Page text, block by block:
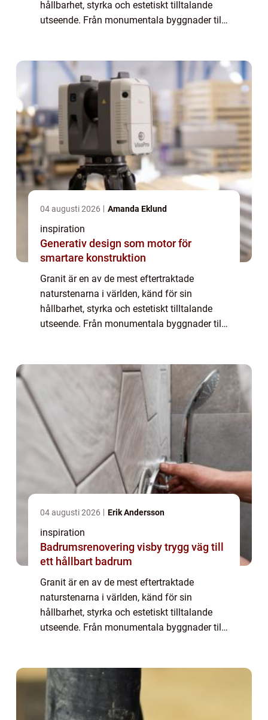
hållbarhet, styrka och estetiskt tilltalande
utseende. Från monumentala byggnader till
04 augusti 2026 Amanda Eklund
inspiration
Generativ design som motor för
smartare konstruktion
Granit är en av de mest eftertraktade
naturstenarna i världen, känd för sin
hållbarhet, styrka och estetiskt tilltalande
utseende. Från monumentala byggnader till
04 augusti 2026 Erik Andersson
inspiration
Badrumsrenovering visby trygg väg till
ett hållbart badrum
Granit är en av de mest eftertraktade
naturstenarna i världen, känd för sin
hållbarhet, styrka och estetiskt tilltalande
utseende. Från monumentala byggnader till